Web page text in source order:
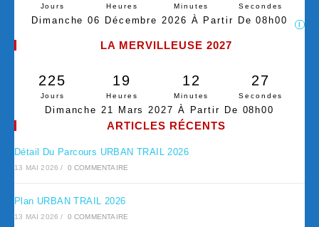
Jours Heures Minutes Secondes
Dimanche 06 Décembre 2026 À Partir De 08h00
LA MERVILLEUSE 2027
225
Jours
19
Heures
12
Minutes
26
Secondes
Dimanche 21 Mars 2027 À Partir De 08h00
ARTICLES RÉCENTS
Détail Du Parcours URBAN TRAIL 2026
13 MAI 2026 / 0 COMMENTAIRE
Plan URBAN TRAIL 2026
13 MAI 2026 / 0 COMMENTAIRE